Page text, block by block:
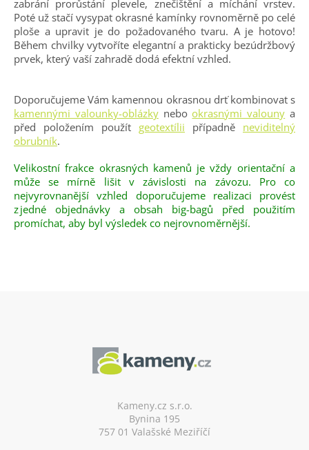
zabrání prorůstání plevele, znečištění a míchání vrstev.
Poté už stačí vysypat okrasné kamínky rovnoměrně po celé
ploše a upravit je do požadovaného tvaru. A je hotovo!
Během chvilky vytvoříte elegantní a prakticky bezúdržbový
prvek, který vaší zahradě dodá efektní vzhled.
Doporučujeme Vám kamennou okrasnou drť kombinovat s
kamennými valounky-oblázkynebookrasnými valouny a
před položením použít geotextílii případně neviditelný
obrubník.
Velikostní frakce okrasných kamenů je vždy orientační a
může se mírně lišit v závislosti na závozu. Pro co
nejvyrovnanější vzhled doporučujeme realizaci provést
z jedné objednávky a obsah big-bagů před použitím
promíchat, aby byl výsledek co nejrovnoměrnější.
Kameny.cz s.r.o.
Bynina 195
757 01 Valašské Meziříčí